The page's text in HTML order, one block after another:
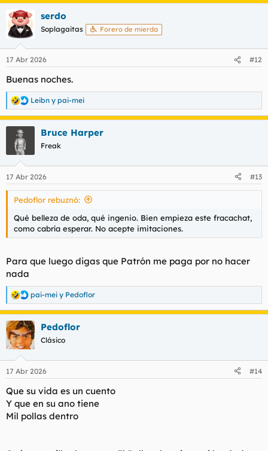
a
c
c
i
e
:
serdo
Soplagaitas Forero de mierda
17 Abr 2026 #12
Buenas noches.
R
e
a
e
s
Leibn y pai-mei
Bruce Harper
Freak
17 Abr 2026 #13
Pedoflor rebuznó:
Qué belleza de oda, qué ingenio. Bien empieza este fracachat,
como cabría esperar. No acepte imitaciones.
Para que luego digas que Patrón me paga por no hacer
nada
R
e
a
c
c
i
e
:
pai-mei y Pedoflor
Pedoflor
Clásico
17 Abr 2026 #14
Que su vida es un cuento
Y que en su ano tiene
Mil pollas dentro